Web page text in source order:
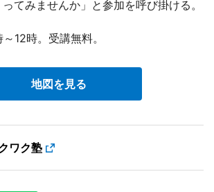
てみませんか」と参加を呼び掛ける。
12時。受講無料。
地図を見る
ワク塾